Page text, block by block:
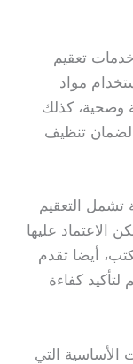
تعقيم
مواد
وصحية، كذلك
لضمان تنظيف
تشمل التعقيم
الاعتماد عليها
أيضا تقدم
لتأكيد كفاءة
التي